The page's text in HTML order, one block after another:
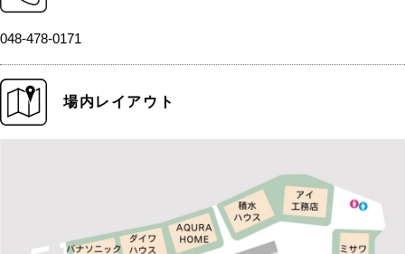
048-478-0171
場内レイアウト